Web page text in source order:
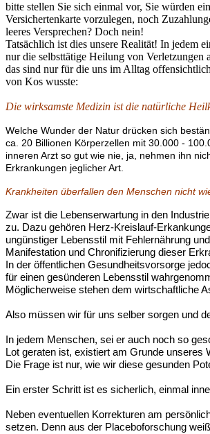
bitte stellen Sie sich einmal vor, Sie würden
Versichertenkarte vorzulegen, noch
leeres Versprechen? Doch nein!
Tatsächlich ist dies unsere Realität! In jedem
nur die selbsttätige Heilung von
das sind nur für die uns im Alltag
von Kos wusste:
Die wirksamste Medizin ist die natürliche
Welche Wunder der Natur drücken sich
ca. 20 Billionen Körperzellen mit 30.000 -
inneren Arzt so gut wie nie, ja, nehmen ihn
Erkrankungen jeglicher Art.
Krankheiten überfallen den Menschen nicht
Zwar ist die Lebenserwartung in den
zu. Dazu gehören Herz-Kreislauf-
ungünstiger Lebensstil mit Fehlernährung
Manifestation und Chronifizierung dieser
In der öffentlichen Gesundheitsvorsorge
für einen gesünderen Lebensstil
Möglicherweise stehen dem wirtschaftliche
Also müssen wir für uns selber sorgen und
In jedem Menschen, sei er auch noch so
Lot geraten ist, existiert am Grunde
Die Frage ist nur, wie wir diese gesunden
Ein erster Schritt ist es sicherlich, einmal
Neben eventuellen Korrekturen am
setzen. Denn aus der Placeboforschung